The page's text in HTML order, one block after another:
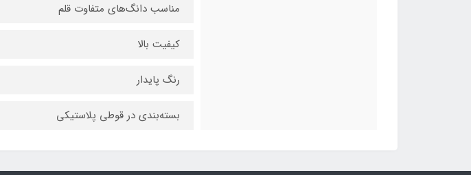
مناسب دانگ‌های متفاوت قلم
کیفیت بالا
رنگ پایدار
بسته‌بندی در قوطی پلاستیکی